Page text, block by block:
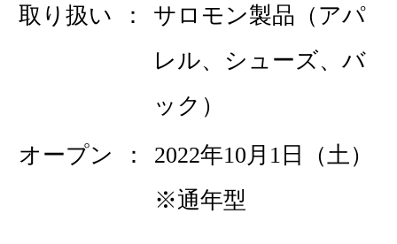
取り扱い
サロモン製品（アパ
レル、シューズ、バ
ック）
オープン
2022年10月1日（土）
※通年型